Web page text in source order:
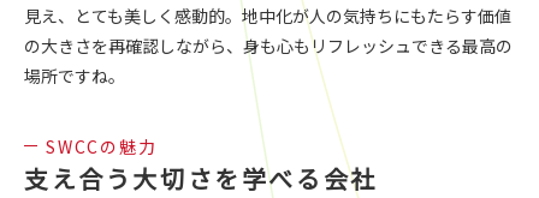
見え、とても美しく感動的。地中化が人の気持ちにもたらす価値
の大きさを再確認しながら、身も心もリフレッシュできる最高の
場所ですね。
SWCCの魅力
支え合う大切さを学べる会社